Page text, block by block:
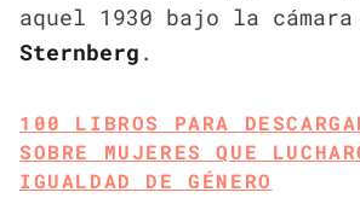
aquel 1930 bajo la cámara
Sternberg .
100 LIBROS PARA
SOBRE MUJERES QUE
IGUALDAD DE GÉNERO